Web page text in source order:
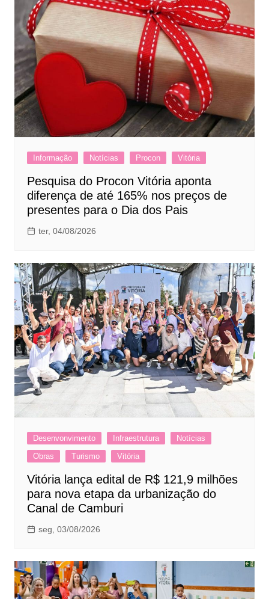
Informação Notícias Procon Vitória
Pesquisa do Procon Vitória aponta
diferença de até 165% nos preços de
presentes para o Dia dos Pais
ter, 04/08/2026
Desenvonvimento Infraestrutura
Notícias
Obras
Turismo Vitória
Vitória lança edital de R$ 121,9 milhões
para nova etapa da urbanização do
Canal de Camburi
seg, 03/08/2026